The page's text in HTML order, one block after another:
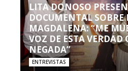
LITA DONOSO
DOCUMENTAL
MAGDALENA: “ME
VOZ DE ESTA VERDAD
NEGADA”
ENTREVISTAS